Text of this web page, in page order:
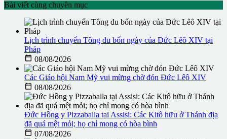
Bài viết cùng chuyên mục
Lịch trình chuyến Tông du bốn ngày của Đức Lêô XIV tại
Pháp
 08/08/2026
Các Giáo hội Nam Mỹ vui mừng chờ đón Đức Lêô XIV
 08/08/2026
Đức Hồng y Pizzaballa tại Assisi: Các Kitô hữu ở Thánh địa
đã quá mệt mỏi; họ chỉ mong có hòa bình
 07/08/2026